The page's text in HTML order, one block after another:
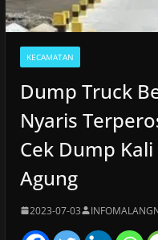
KECAMATAN
Dump Truck
Nyaris
Cek Dump
Agung
2023-07-03